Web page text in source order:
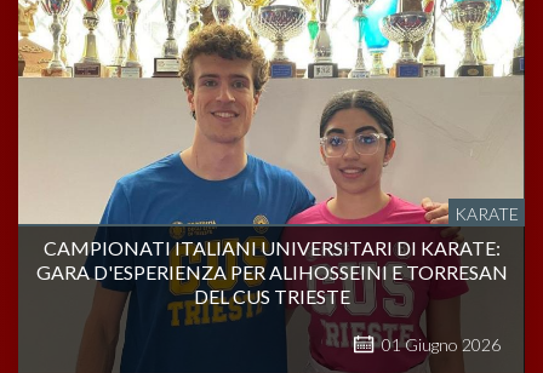
KARATE
CAMPIONATI ITALIANI UNIVERSITARI DI KARATE:
GARA D'ESPERIENZA PER ALIHOSSEINI E TORRESAN
DEL CUS TRIESTE
01Giugno 2026